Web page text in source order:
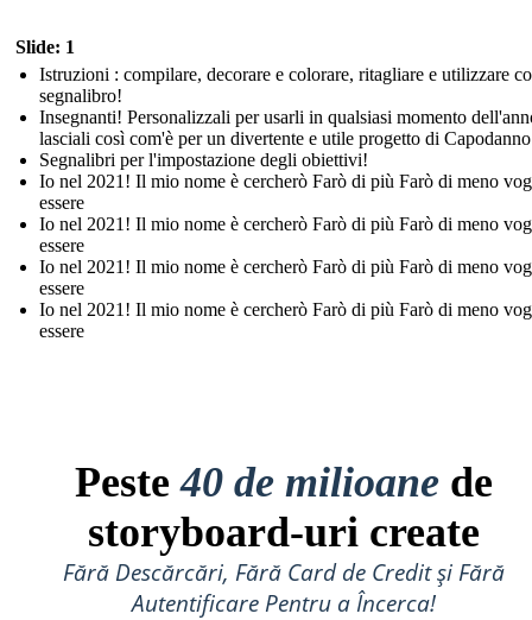
Slide: 1
Istruzioni : compilare, decorare e colorare, ritagliare e utilizzare
segnalibro!
Insegnanti! Personalizzali per usarli in qualsiasi momento
lasciali così com'è per un divertente e utile progetto di
Segnalibri per l'impostazione degli obiettivi!
Io nel 2021! Il mio nome è cercherò Farò di più Farò di meno
essere
Io nel 2021! Il mio nome è cercherò Farò di più Farò di meno
essere
Io nel 2021! Il mio nome è cercherò Farò di più Farò di meno
essere
Io nel 2021! Il mio nome è cercherò Farò di più Farò di meno
essere
Peste40 de milioane de
storyboard-uri create
Fără Descărcări, Fără Card de Credit și Fără
Autentificare Pentru a Încerca!